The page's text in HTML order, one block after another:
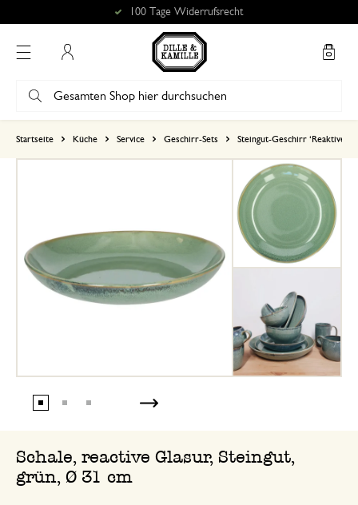
100 Tage Widerrufsrecht
Startseite Küche Service Geschirr-Sets Steingut-Geschirr ‘Reaktive
Schale, reactive Glasur, Steingut,
grün, Ø 31 cm